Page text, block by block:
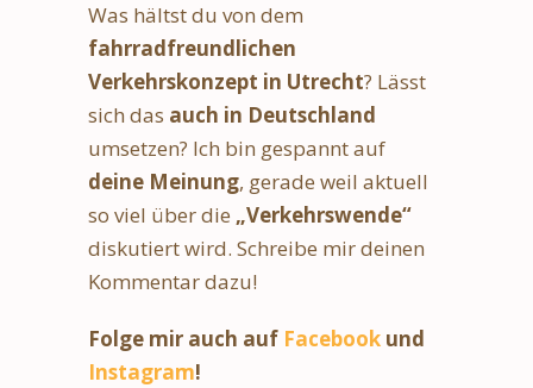
Was hältst du von dem
fahrradfreundlichen
Verkehrskonzept in Utrecht? Lässt
sich das auch in Deutschland
umsetzen? Ich bin gespannt auf
deine Meinung, gerade weil aktuell
so viel über die „Verkehrswende“
diskutiert wird. Schreibe mir deinen
Kommentar dazu!
Folge mir auch auf Facebook und
Instagram!